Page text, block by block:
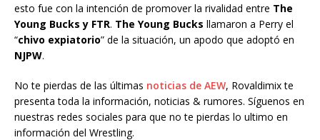
esto fue con la intención de promover la rivalidad entre The
Young Bucks y FTR. The Young Bucks llamaron a Perry el
“chivo expiatorio” de la situación, un apodo que adoptó en
NJPW.
No te pierdas de las últimas noticias de AEW, Rovaldimix te
presenta toda la información, noticias & rumores. Síguenos en
nuestras redes sociales para que no te pierdas lo ultimo en
información del Wrestling.